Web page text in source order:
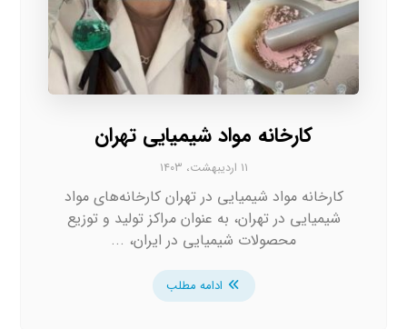
کارخانه مواد شیمیایی تهران
۱۱ اردیبهشت، ۱۴۰۳
کارخانه مواد شیمیایی در تهران کارخانه‌های مواد
شیمیایی در تهران، به عنوان مراکز تولید و توزیع
محصولات شیمیایی در ایران، ...
ادامه مطلب